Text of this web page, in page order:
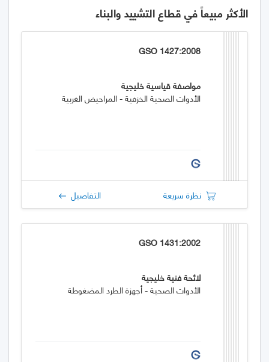
الأكثر مبيعاً في قطاع التشييد والبناء
GSO 1427:2008
مواصفة قياسية خليجية
الأدوات الصحية الخزفية - المراحيض الغربية
نظرة سريعة التفاصيل
GSO 1431:2002
لائحة فنية خليجية
الأدوات الصحية - أجهزة الطرد المضغوطة